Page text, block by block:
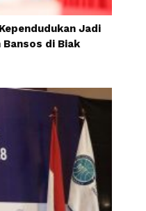
Jadi
Bansos di Biak